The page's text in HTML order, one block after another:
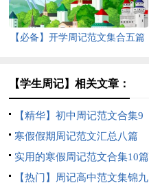
【必备】开学周记范文集合五篇
【学生周记】相关文章：
【精华】初中周记范文合集9
篇寒假假期周记范文汇总八篇
实用的寒假周记范文合集10篇
【热门】周记高中范文集锦九